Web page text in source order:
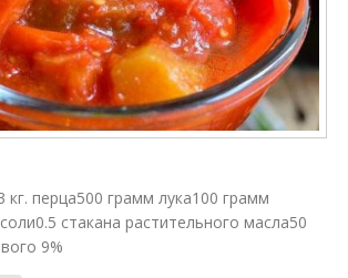
кг. перца500 грамм лука100 грамм
стакана растительного масла50
9%